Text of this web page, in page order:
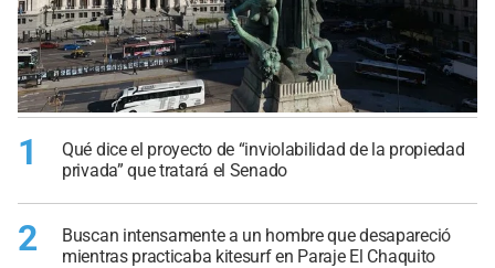
1
Qué dice el proyecto de “inviolabilidad de la propiedad
privada” que tratará el Senado
2
Buscan intensamente a un hombre que desapareció
mientras practicaba kitesurf en Paraje El Chaquito